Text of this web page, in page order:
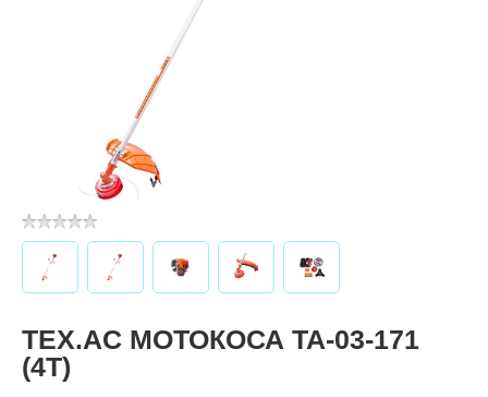
TEX.AC МОТОКОСА ТА-03-171
(4Т)